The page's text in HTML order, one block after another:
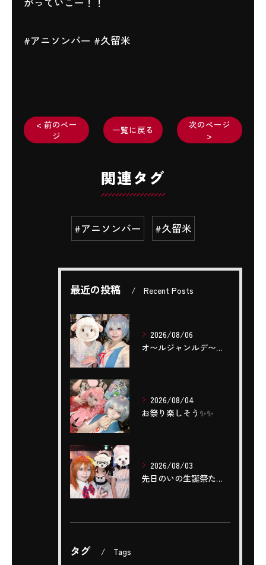
#アニソンバー #久留米
< 前のペー
ジ
一覧に戻る
次のページ
>
関連タグ
#アニソンバー #久留米
最近の投稿 Recent Posts
2026/08/06
‎オ〜ルジャンルデ〜〜🎤٩(ˊОˋ*)🎶
2026/08/04
お祭り楽しそう✨️✨️
2026/08/03
先日のいの生誕祭たくさんのご来店ありがとうございました‼️🌼...
タグ Tags